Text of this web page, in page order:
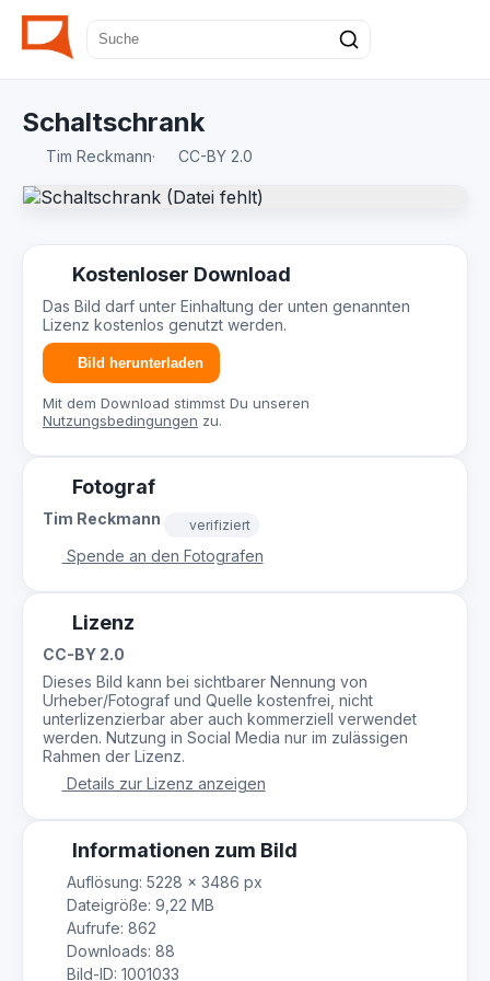
Schaltschrank
Tim Reckmann· CC-BY 2.0
Kostenloser Download
Das Bild darf unter Einhaltung der unten genannten
Lizenz kostenlos genutzt werden.
Bild herunterladen
Mit dem Download stimmst Du unseren
Nutzungsbedingungen zu.
Fotograf
Tim Reckmann verifiziert
Spende an den Fotografen
Lizenz
CC-BY 2.0
Dieses Bild kann bei sichtbarer Nennung von
Urheber/Fotograf und Quelle kostenfrei, nicht
unterlizenzierbar aber auch kommerziell verwendet
werden. Nutzung in Social Media nur im zulässigen
Rahmen der Lizenz.
Details zur Lizenz anzeigen
Informationen zum Bild
Auflösung: 5228 × 3486 px
Dateigröße: 9,22 MB
Aufrufe: 862
Downloads: 88
Bild-ID: 1001033